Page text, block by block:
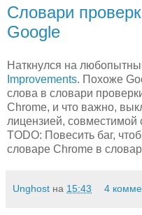
Словари
Google
Наткнулся на
Improvements. Похоже
слова в словари
Chrome, и что важно,
лицензией, совместимой
TODO: Повесить баг,
словаре Chrome в
Unghost на 15:43 4